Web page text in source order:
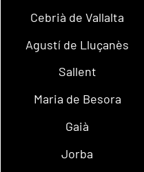
Cebrià de Vallalta
Agustí de Lluçanès
Sallent
Maria de Besora
Gaià
Jorba